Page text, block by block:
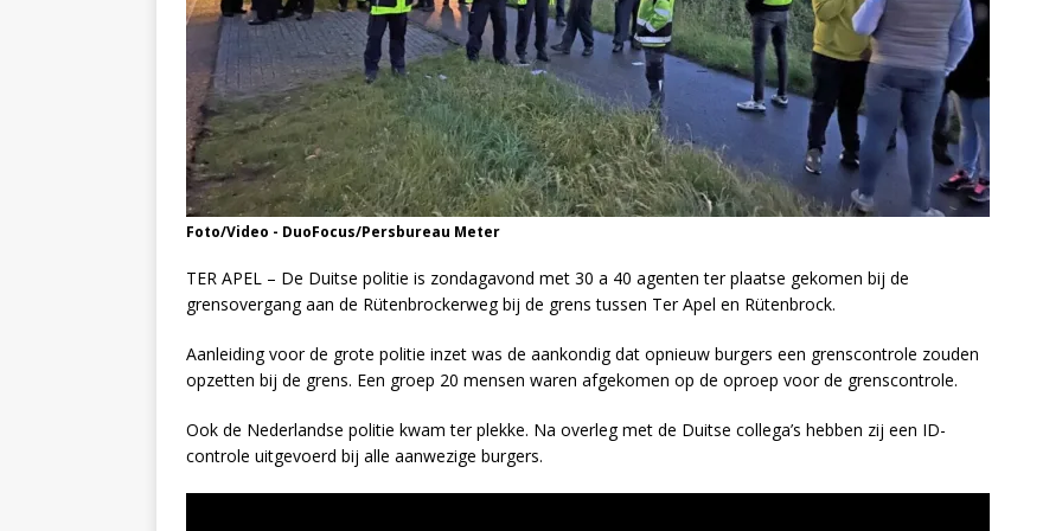
Foto/Video - DuoFocus/Persbureau Meter
TER APEL – De Duitse politie is zondagavond met 30 a 40 agenten ter plaatse gekomen bij de
grensovergang aan de Rütenbrockerweg bij de grens tussen Ter Apel en Rütenbrock.
Aanleiding voor de grote politie inzet was de aankondig dat opnieuw burgers een grenscontrole zouden
opzetten bij de grens. Een groep 20 mensen waren afgekomen op de oproep voor de grenscontrole.
Ook de Nederlandse politie kwam ter plekke. Na overleg met de Duitse collega’s hebben zij een ID-
controle uitgevoerd bij alle aanwezige burgers.